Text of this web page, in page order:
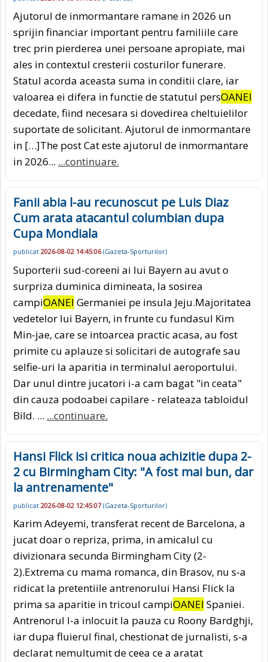
Ajutorul de inmormantare ramane in 2026 un
sprijin financiar important pentru familiile care
trec prin pierderea unei persoane apropiate, mai
ales in contextul cresterii costurilor funerare.
Statul acorda aceasta suma in conditii clare, iar
valoarea ei difera in functie de statutul persOANEI
decedate, fiind necesara si dovedirea cheltuielilor
suportate de solicitant. Ajutorul de inmormantare
in […]The post Cat este ajutorul de inmormantare
in 2026... ...continuare.
Fanii abia l-au recunoscut pe Luis Diaz
Cum arata atacantul columbian dupa
Cupa Mondiala
publicat 2026-08-02 14:45:06(Gazeta-Sporturilor)
Suporterii sud-coreeni ai lui Bayern au avut o
surpriza duminica dimineata, la sosirea
campiOANEI Germaniei pe insula Jeju.Majoritatea
vedetelor lui Bayern, in frunte cu fundasul Kim
Min-jae, care se intoarcea practic acasa, au fost
primite cu aplauze si solicitari de autografe sau
selfie-uri la aparitia in terminalul aeroportului.
Dar unul dintre jucatori i-a cam bagat "in ceata"
din cauza podoabei capilare - relateaza tabloidul
Bild. ... ...continuare.
Hansi Flick isi critica noua achizitie dupa 2-
2 cu Birmingham City: "A fost mai bun, dar
la antrenamente"
publicat 2026-08-02 12:45:07(Gazeta-Sporturilor)
Karim Adeyemi, transferat recent de Barcelona, a
jucat doar o repriza, prima, in amicalul cu
divizionara secunda Birmingham City (2-
2).Extrema cu mama romanca, din Brasov, nu s-a
ridicat la pretentiile antrenorului Hansi Flick la
prima sa aparitie in tricoul campiOANEI Spaniei.
Antrenorul l-a inlocuit la pauza cu Roony Bardghji,
iar dupa fluierul final, chestionat de jurnalisti, s-a
declarat nemultumit de ceea ce a aratat